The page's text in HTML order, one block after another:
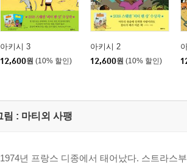
아키시 3
12,600원 (10% 할인)
아키시 2
12,600원 (10% 할인)
림 : 마티외 사팽
1974년 프랑스 디종에서 태어났다. 스트라스